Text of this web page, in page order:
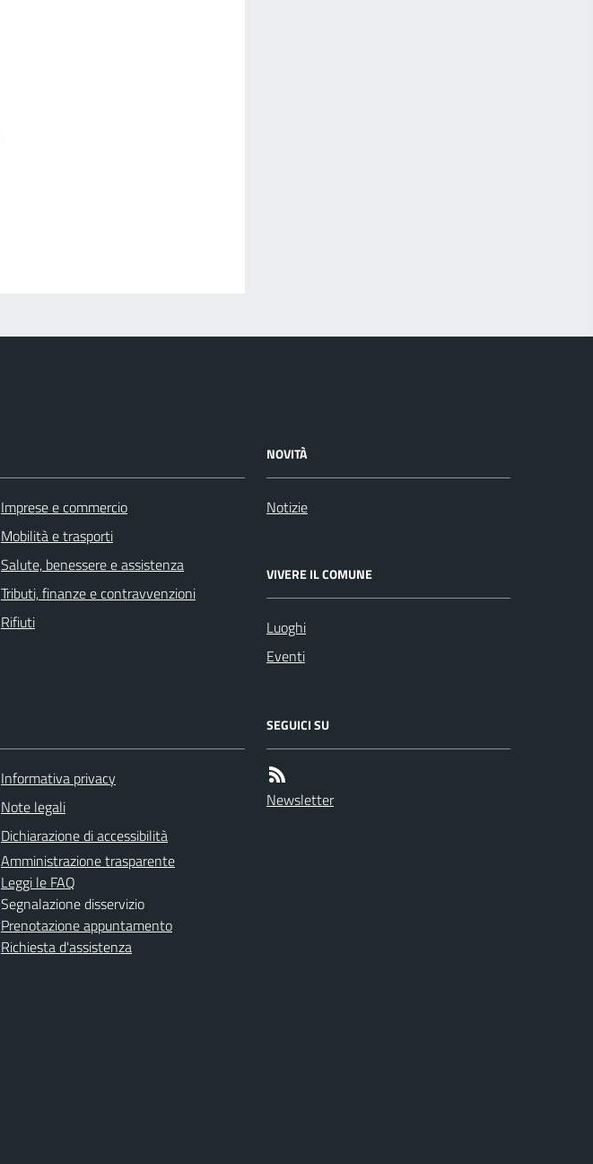
Imprese e commercio
Mobilità e trasporti
Salute, benessere e assistenza
Tributi, finanze e contravvenzioni
Rifiuti
NOVITÀ
Notizie
VIVERE IL COMUNE
Luoghi
Eventi
Informativa privacy
Note legali
Dichiarazione di accessibilità
Amministrazione trasparente
Leggi le FAQ
Segnalazione disservizio
Prenotazione appuntamento
Richiesta d'assistenza
SEGUICI SU
Newsletter